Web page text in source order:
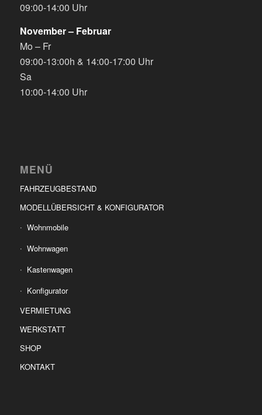
09:00-14:00 Uhr
November – Februar
Mo – Fr
09:00-13:00h & 14:00-17:00 Uhr
Sa
10:00-14:00 Uhr
MENÜ
FAHRZEUGBESTAND
MODELLÜBERSICHT & KONFIGURATOR
Wohnmobile
Wohnwagen
Kastenwagen
Konfigurator
VERMIETUNG
WERKSTATT
SHOP
KONTAKT